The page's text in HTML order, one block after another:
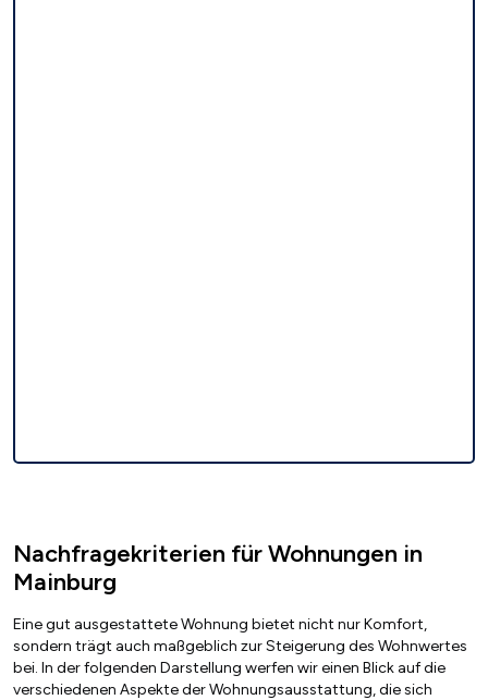
Nachfragekriterien für Wohnungen in
Mainburg
Eine gut ausgestattete Wohnung bietet nicht nur Komfort,
sondern trägt auch maßgeblich zur Steigerung des Wohnwertes
bei. In der folgenden Darstellung werfen wir einen Blick auf die
verschiedenen Aspekte der Wohnungsausstattung, die sich